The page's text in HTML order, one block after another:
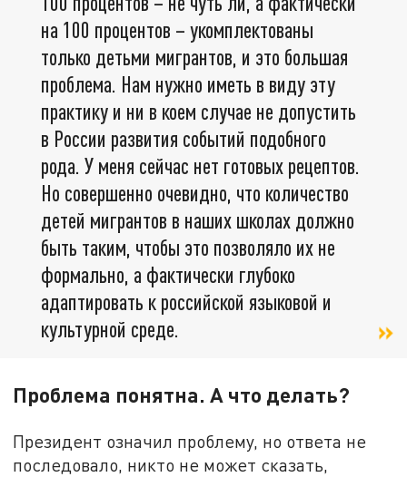
на 100 процентов – укомплектованы
только детьми мигрантов, и это большая
проблема. Нам нужно иметь в виду эту
практику и ни в коем случае не допустить
в России развития событий подобного
рода. У меня сейчас нет готовых рецептов.
Но совершенно очевидно, что количество
детей мигрантов в наших школах должно
быть таким, чтобы это позволяло их не
формально, а фактически глубоко
адаптировать к российской языковой и
культурной среде.
Проблема понятна. А что делать?
Президент означил проблему, но ответа не
последовало, никто не может сказать,